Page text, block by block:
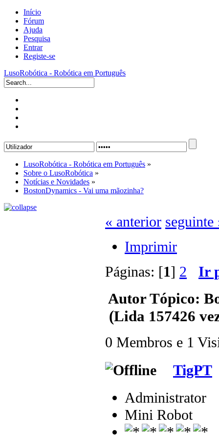
Início
Fórum
Ajuda
Pesquisa
Entrar
Registe-se
LusoRobótica - Robótica em Português
LusoRobótica - Robótica em Português »
Sobre o LusoRobótica »
Notícias e Novidades »
BostonDynamics - Vai uma mãozinha?
« anterior seguinte
Imprimir
Páginas: [1] 2 Ir
AutorTópico:
(Lida 157426
0 Membros e 1
TigPT
Administrator
Mini Robot